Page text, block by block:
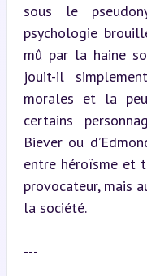
sous le
psychologie
mû par la haine
jouit-il
morales et la
certains
Biever ou
entre héroïsme et
provocateur, mais
la société.
---